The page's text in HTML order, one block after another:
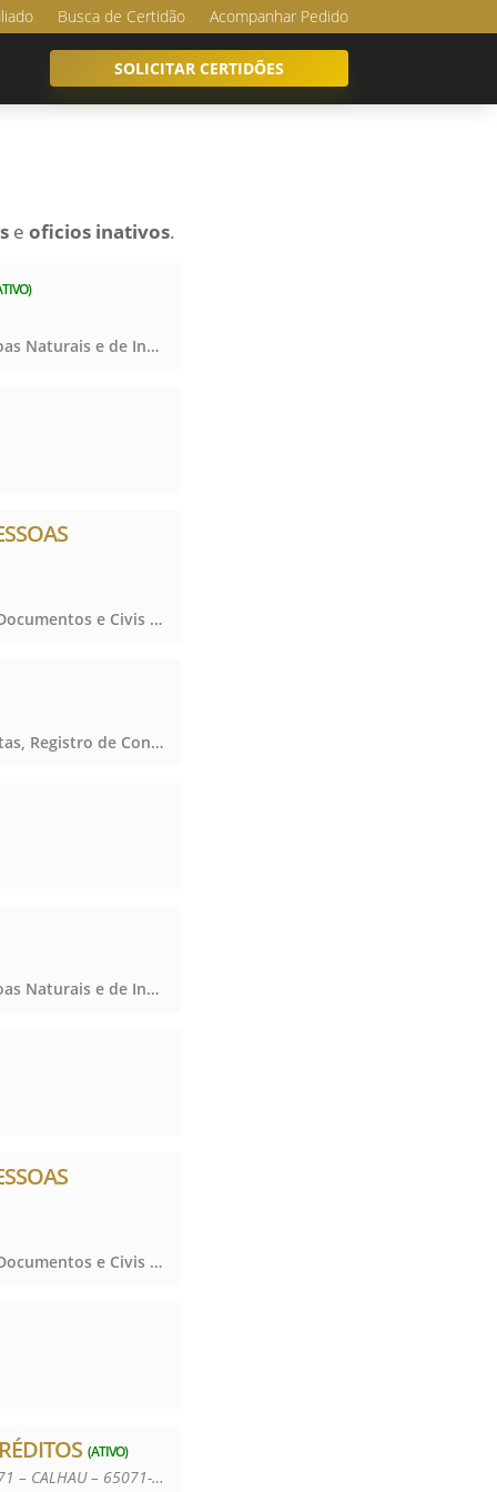
Busca de Certidão Acompanhar Pedido
SOLICITAR CERTIDÕES
e oficios inativos.
Registro Civil das Pessoas Naturais e de Interdições e Tutelas, Registro Civil das Pessoas Naturais e de Interdições e Tutelas, Registro Civil das Pessoas Naturais e de Interdições e Tutelas, Registro Civil das Pessoas Naturais e de Interdições e Tutelas
Registro de Títulos e Documentos e Civis das Pessoas Jurídicas, Registro de Títulos e Documentos e Civis das Pessoas Jurídicas, Registro de Títulos e Documentos e Civis das Pessoas Jurídicas, Registro de Títulos e Documentos e Civis das Pessoas Jurídicas
Notas, Registro de Contratos Marítimos, Notas, Registro de Contratos Marítimos, Notas, Registro de Contratos Marítimos, Notas, Registro de Contratos Marítimos
Registro Civil das Pessoas Naturais e de Interdições e Tutelas, Registro Civil das Pessoas Naturais e de Interdições e Tutelas, Registro Civil das Pessoas Naturais e de Interdições e Tutelas, Registro Civil das Pessoas Naturais e de Interdições e Tutelas
Registro de Títulos e Documentos e Civis das Pessoas Jurídicas, Registro de Títulos e Documentos e Civis das Pessoas Jurídicas, Registro de Títulos e Documentos e Civis das Pessoas Jurídicas, Registro de Títulos e Documentos e Civis das Pessoas Jurídicas
(ATIVO)
SHOPPING DO AUTOMÓVEL, AV. DOS HOLANDESES, QUADRA 36, Nº 01, CALHAU. CEP 65.071-971 – CALHAU – 65071-380